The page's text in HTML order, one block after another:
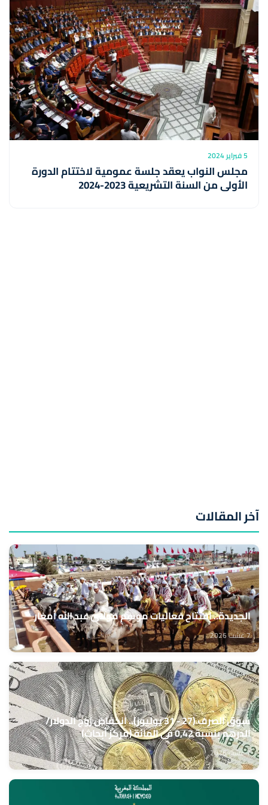
5 فبراير 2024
مجلس النواب يعقد جلسة عمومية لاختتام الدورة
الأولى من السنة التشريعية 2023-2024
آخر المقالات
الجديدة.. افتتاح فعاليات موسم مولاي عبد الله أمغار
7 غشت 2026
سوق الصرف (27 - 31 يوليوز).. انخفاض زوج الدولار/
الدرهم بنسبة 0,42 في المائة (مركز أبحاث)
7 غشت 2026